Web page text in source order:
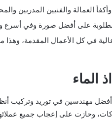
العمالة والفنيين المدربين
على أفضل صورة وفي
في كل الأعمال المقدمة،
الماء
مهندسين في توريد وتركيب
وحازت على إعجاب جميع عملائها